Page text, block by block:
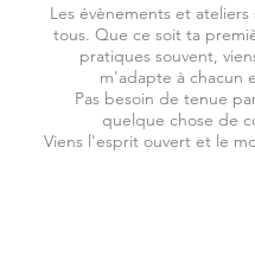
Les évènements et ateliers
tous. Que ce soit ta
pratiques souvent,
m'adapte à chacun
Pas besoin de tenue
quelque chose de
Viens l'esprit ouvert et le